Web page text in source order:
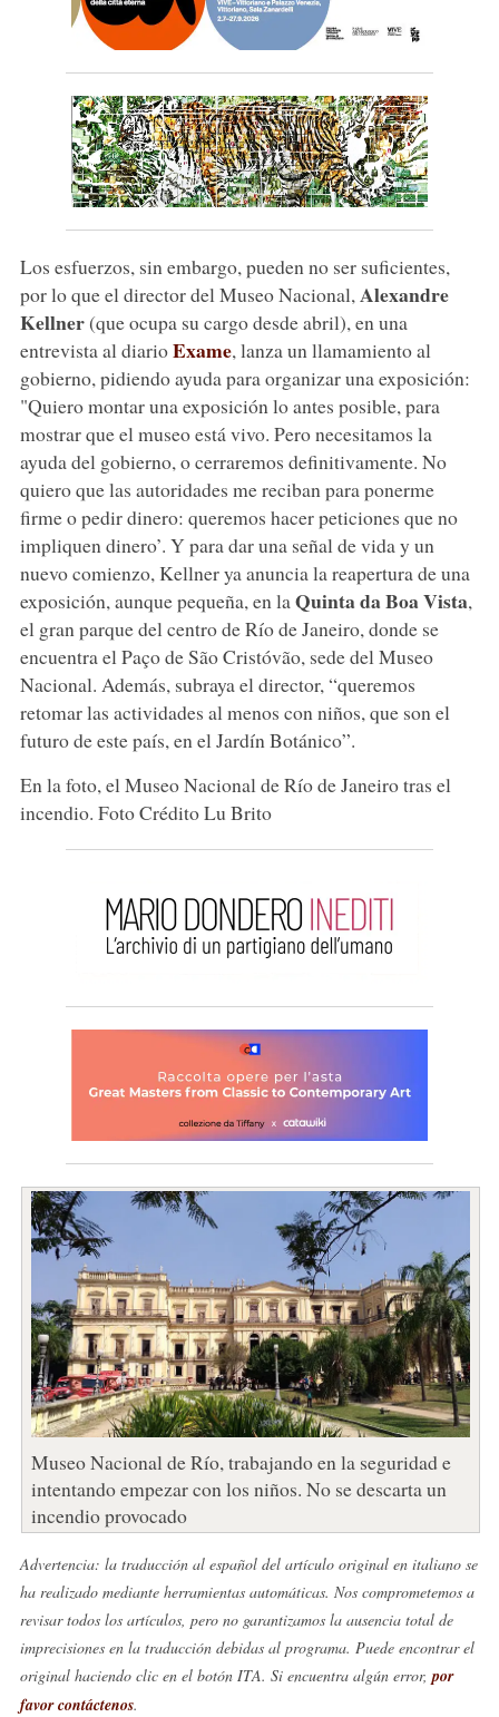
Los esfuerzos, sin embargo, pueden no ser suficientes,
por lo que el director del Museo Nacional, Alexandre
Kellner(que ocupa su cargo desde abril), en una
entrevista al diarioExame, lanza un llamamiento al
gobierno, pidiendo ayuda para organizar una exposición:
"Quiero montar una exposición lo antes posible, para
mostrar que el museo está vivo. Pero necesitamos la
ayuda del gobierno, o cerraremos definitivamente. No
quiero que las autoridades me reciban para ponerme
firme o pedir dinero: queremos hacer peticiones que no
impliquen dinero’. Y para dar una señal de vida y un
nuevo comienzo, Kellner ya anuncia la reapertura de una
exposición, aunque pequeña, en la Quinta da Boa Vista,
el gran parque del centro de Río de Janeiro, donde se
encuentra el Paço de São Cristóvão, sede del Museo
Nacional. Además, subraya el director, “queremos
retomar las actividades al menos con niños, que son el
futuro de este país, en el Jardín Botánico”.
En la foto, el Museo Nacional de Río de Janeiro tras el
incendio. Foto Crédito Lu Brito
Museo Nacional de Río, trabajando en la seguridad e
intentando empezar con los niños. No se descarta un
incendio provocado
Advertencia: la traducción al español del artículo original en italiano se
ha realizado mediante herramientas automáticas. Nos comprometemos a
revisar todos los artículos, pero no garantizamos la ausencia total de
imprecisiones en la traducción debidas al programa. Puede encontrar el
original haciendo clic en el botón ITA. Si encuentra algún error, por
favor contáctenos.